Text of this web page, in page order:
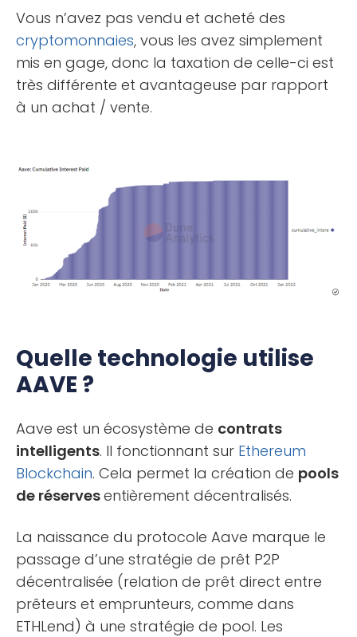
Vous n’avez pas vendu et acheté des
cryptomonnaies, vous les avez simplement
mis en gage, donc la taxation de celle-ci est
très différente et avantageuse par rapport
à un achat / vente.
Quelle technologie utilise
AAVE ?
Aave est un écosystème de contrats
intelligents. Il fonctionnant sur Ethereum
Blockchain. Cela permet la création de pools
de réservesentièrement décentralisés.
La naissance du protocole Aave marque le
passage d’une stratégie de prêt P2P
décentralisée (relation de prêt direct entre
prêteurs et emprunteurs, comme dans
ETHLend) à une stratégie de pool. Les